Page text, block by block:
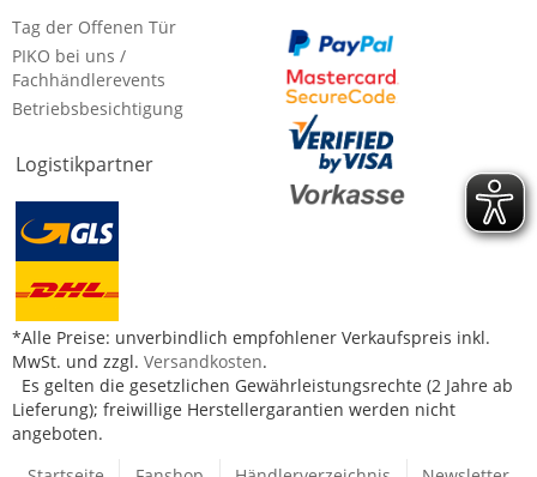
Tag der Offenen Tür
PIKO bei uns /
Fachhändlerevents
Betriebsbesichtigung
Logistikpartner
*Alle Preise: unverbindlich empfohlener Verkaufspreis inkl.
MwSt. und zzgl. Versandkosten.
Es gelten die gesetzlichen Gewährleistungsrechte (2 Jahre ab
Lieferung); freiwillige Herstellergarantien werden nicht
angeboten.